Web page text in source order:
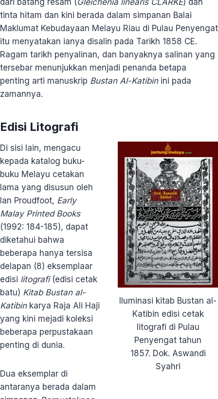
tinta hitam dan kini berada dalam simpanan Balai
Maklumat Kebudayaan Melayu Riau di Pulau Penyengat
itu menyatakan ianya disalin pada Tarikh 1858 CE.
Ragam tarikh penyalinan, dan banyaknya salinan yang
tersebar menunjukkan menjadi penanda betapa
penting arti manuskrip Bustan Al-Katibin ini pada
zamannya.
Edisi Litografi
Iluminasi kitab Bustan al-
Katibin edisi cetak
litografi di Pulau
Penyengat tahun
1857. Dok. Aswandi
Syahri
Di sisi lain, mengacu
kepada katalog buku-
buku Melayu cetakan
lama yang disusun oleh
Ian Proudfoot, Early
Malay Printed Books
(1992: 184-185), dapat
diketahui bahwa
beberapa hanya tersisa
delapan (8) eksemplaar
edisi litografi (edisi cetak
batu) Kitab Bustan al-
Katibin karya Raja Ali Haji
yang kini mejadi koleksi
beberapa perpustakaan
penting di dunia.
Dua eksemplar di
antaranya berada dalam